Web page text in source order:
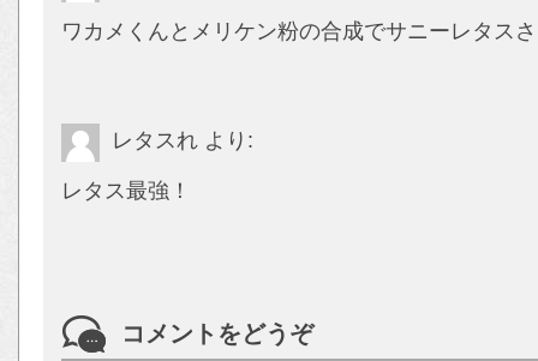
ワカメくんとメリケン粉の合成でサニーレタス
レタスれ より:
レタス最強！
コメントをどうぞ